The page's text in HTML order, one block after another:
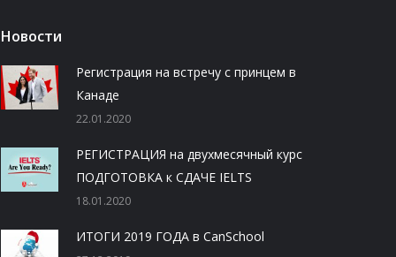
Новости
Регистрация на встречу с принцем в
Канаде
22.01.2020
РЕГИСТРАЦИЯ на двухмесячный курс
ПОДГОТОВКА к СДАЧЕ IELTS
18.01.2020
ИТОГИ 2019 ГОДА в CanSchool